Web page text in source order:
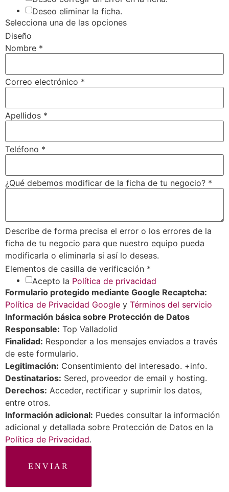
Deseo eliminar la ficha.
Selecciona una de las opciones
Diseño
Nombre *
Correo electrónico *
Apellidos *
Teléfono *
¿Qué debemos modificar de la ficha de tu negocio? *
Describe de forma precisa el error o los errores de la
ficha de tu negocio para que nuestro equipo pueda
modificarla o eliminarla si así lo deseas.
Elementos de casilla de verificación *
Acepto la Política de privacidad
Formulario protegido mediante Google Recaptcha:
Política de Privacidad Google y Términos del servicio
Información básica sobre Protección de Datos
Responsable: Top Valladolid
Finalidad: Responder a los mensajes enviados a través
de este formulario.
Legitimación: Consentimiento del interesado. +info.
Destinatarios: Sered, proveedor de email y hosting.
Derechos: Acceder, rectificar y suprimir los datos,
entre otros.
Información adicional: Puedes consultar la información
adicional y detallada sobre Protección de Datos en la
Política de Privacidad.
ENVIAR